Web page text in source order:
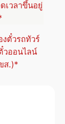
เวลาขึ้นอยู่
งตั๋วรถทัวร์
วออนไลน์
ส.)*